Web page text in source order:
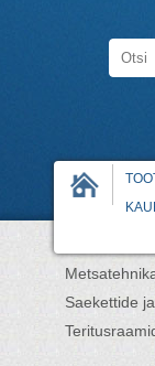
Saekettide